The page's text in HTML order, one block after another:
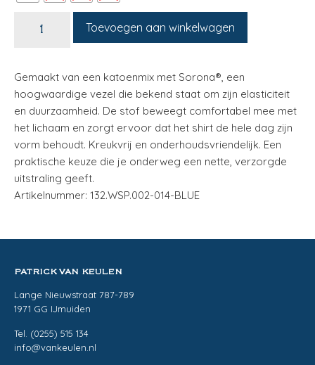
Toevoegen aan winkelwagen
Gemaakt van een katoenmix met Sorona®, een
hoogwaardige vezel die bekend staat om zijn elasticiteit
en duurzaamheid. De stof beweegt comfortabel mee met
het lichaam en zorgt ervoor dat het shirt de hele dag zijn
vorm behoudt. Kreukvrij en onderhoudsvriendelijk. Een
praktische keuze die je onderweg een nette, verzorgde
uitstraling geeft.
Artikelnummer: 132.WSP.002-014-BLUE
PATRICK VAN KEULEN
Lange Nieuwstraat 787-789
1971 GG IJmuiden
Tel. (0255) 515 134
info@vankeulen.nl